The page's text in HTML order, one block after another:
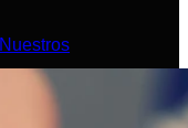
Nuestros